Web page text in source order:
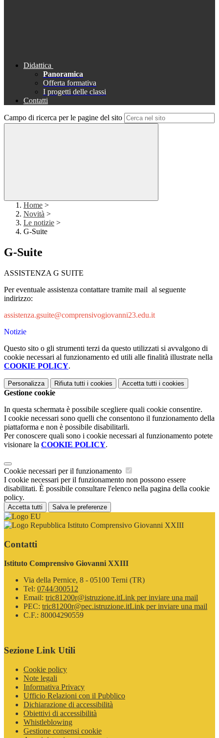
Didattica
Panoramica
Offerta formativa
I progetti delle classi
Contatti
Campo di ricerca per le pagine del sito
Home >
Novità >
Le notizie >
G-Suite
G-Suite
ASSISTENZA G SUITE
Per eventuale assistenza contattare tramite mail al seguente
indirizzo:
assistenza.gsuite@comprensivogiovanni23.edu.it
Notizie
Questo sito o gli strumenti terzi da questo utilizzati si avvalgono di
cookie necessari al funzionamento ed utili alle finalità illustrate nella
COOKIE POLICY.
Personalizza Rifiuta tutti i cookies Accetta tutti i cookies
Gestione cookie
In questa schermata è possibile scegliere quali cookie consentire.
I cookie necessari sono quelli che consentono il funzionamento della
piattaforma e non è possibile disabilitarli.
Per conoscere quali sono i cookie necessari al funzionamento potete
visionare la COOKIE POLICY.
Cookie necessari per il funzionamento
I cookie necessari per il funzionamento non possono essere
disabilitati. È possibile consultare l'elenco nella pagina della cookie
policy.
Accetta tutti Salva le preferenze
Istituto Comprensivo Giovanni XXIII
Contatti
Istituto Comprensivo Giovanni XXIII
Via della Pernice, 8 - 05100 Terni (TR)
Tel: 0744/300512
Email: tric81200r@istruzione.itLink per inviare una mail
PEC: tric81200r@pec.istruzione.itLink per inviare una mail
C.F.: 80004290559
Sezione Link Utili
Cookie policy
Note legali
Informativa Privacy
Ufficio Relazioni con il Pubblico
Dichiarazione di accessibilità
Obiettivi di accessibilità
Whistleblowing
Gestione consensi cookie